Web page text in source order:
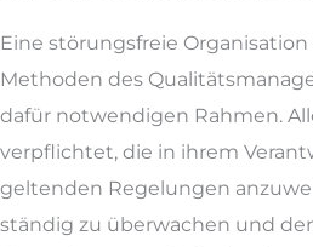
Eine störungsfreie
Methoden des
dafür notwendigen Rahmen.
verpflichtet, die in ihrem
geltenden Regelungen
ständig zu überwachen und